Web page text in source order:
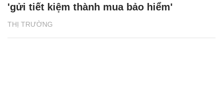
THỊ TRƯỜNG
'gửi tiết kiệm thành mua bảo hiểm'